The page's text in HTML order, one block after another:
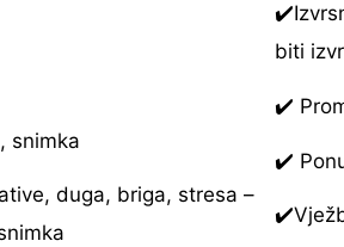
snimka
duga, briga, stresa –
biti
✔️
✔️